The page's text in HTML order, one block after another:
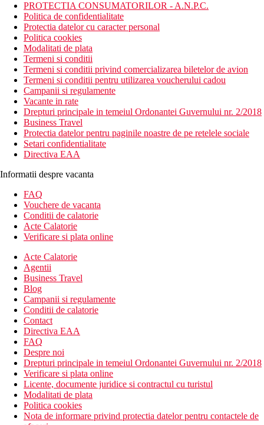
PROTECTIA CONSUMATORILOR - A.N.P.C.
Politica de confidentialitate
Protectia datelor cu caracter personal
Politica cookies
Modalitati de plata
Termeni si conditii
Termeni si conditii privind comercializarea biletelor de avion
Termeni si conditii pentru utilizarea voucherului cadou
Campanii si regulamente
Vacante in rate
Drepturi principale in temeiul Ordonantei Guvernului nr. 2/2018
Business Travel
Protectia datelor pentru paginile noastre de pe retelele sociale
Setari confidentialitate
Directiva EAA
Informatii despre vacanta
FAQ
Vouchere de vacanta
Conditii de calatorie
Acte Calatorie
Verificare si plata online
Acte Calatorie
Agentii
Business Travel
Blog
Campanii si regulamente
Conditii de calatorie
Contact
Directiva EAA
FAQ
Despre noi
Drepturi principale in temeiul Ordonantei Guvernului nr. 2/2018
Verificare si plata online
Licente, documente juridice si contractul cu turistul
Modalitati de plata
Politica cookies
Nota de informare privind protectia datelor pentru contactele de